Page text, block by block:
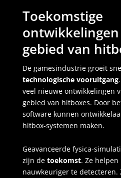
Toekomstige
gebied van
De gamesindustrie groeit
technologische vooruitgang
veel nieuwe ontwikkelingen
gebied van hitboxes. Door
software kunnen
hitbox-systemen maken.
Geavanceerde fysica-
zijn de toekomst. Ze helpen
nauwkeuriger te